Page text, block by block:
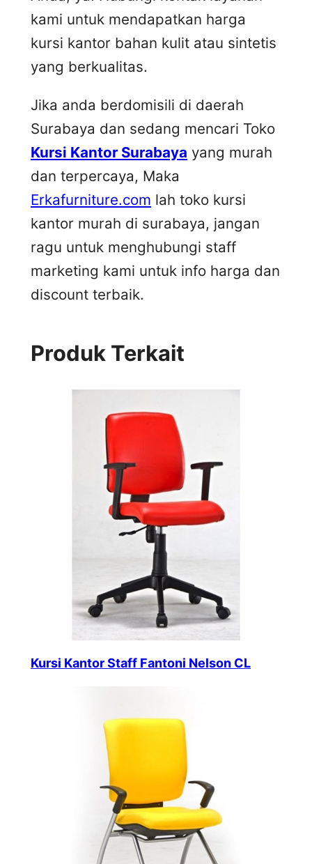
kami untuk mendapatkan harga
kursi kantor bahan kulit atau sintetis
yang berkualitas.
Jika anda berdomisili di daerah
Surabaya dan sedang mencari Toko
Kursi Kantor Surabaya yang murah
dan terpercaya, Maka
Erkafurniture.com lah toko kursi
kantor murah di surabaya, jangan
ragu untuk menghubungi staff
marketing kami untuk info harga dan
discount terbaik.
Produk Terkait
Kursi Kantor Staff Fantoni Nelson CL